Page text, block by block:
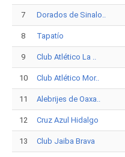
7 Dorados de Sinalo..
8 Tapatío
9 Club Atlético La ..
10 Club Atlético Mor..
11 Alebrijes de Oaxa..
12 Cruz Azul Hidalgo
13 Club Jaiba Brava